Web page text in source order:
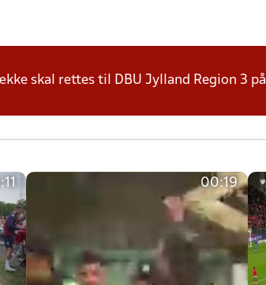
skal rettes til DBU Jylland Region 3 på
00:19